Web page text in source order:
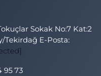
Sokak No:7 Kat:2
Tekirdağ E-Posta:
95 73